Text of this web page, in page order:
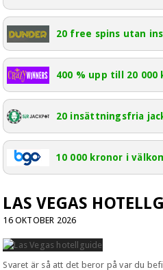
20 free spins utan
400 % upp till 20 000
20 insättningsfria
10 000 kronor i
LAS VEGAS
16 OKTOBER 2026
Svaret är så att det beror på var du